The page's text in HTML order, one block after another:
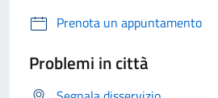
Prenota un appuntamento
Problemi in città